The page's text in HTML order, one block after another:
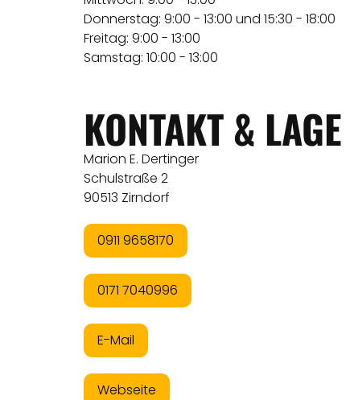
Donnerstag: 9:00 - 13:00 und 15:30 - 18:00
Freitag: 9:00 - 13:00
Samstag: 10:00 - 13:00
KONTAKT & LAGE
Marion E. Dertinger
Schulstraße 2
90513 Zirndorf
0911 9658170
0171 7040996
E-Mail
Webseite